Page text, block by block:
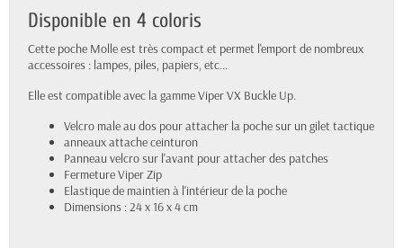
Disponible en 4 coloris
Cette poche Molle est très compact et permet l'emport de nombreux
accessoires : lampes, piles, papiers, etc...
Elle est compatible avec la gamme Viper VX Buckle Up.
Velcro male au dos pour attacher la poche sur un gilet tactique
anneaux attache ceinturon
Panneau velcro sur l'avant pour attacher des patches
Fermeture Viper Zip
Elastique de maintien à l'intérieur de la poche
Dimensions : 24 x 16 x 4 cm